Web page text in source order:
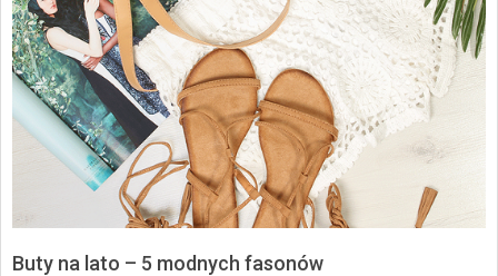
Buty na lato – 5 modnych fasonów